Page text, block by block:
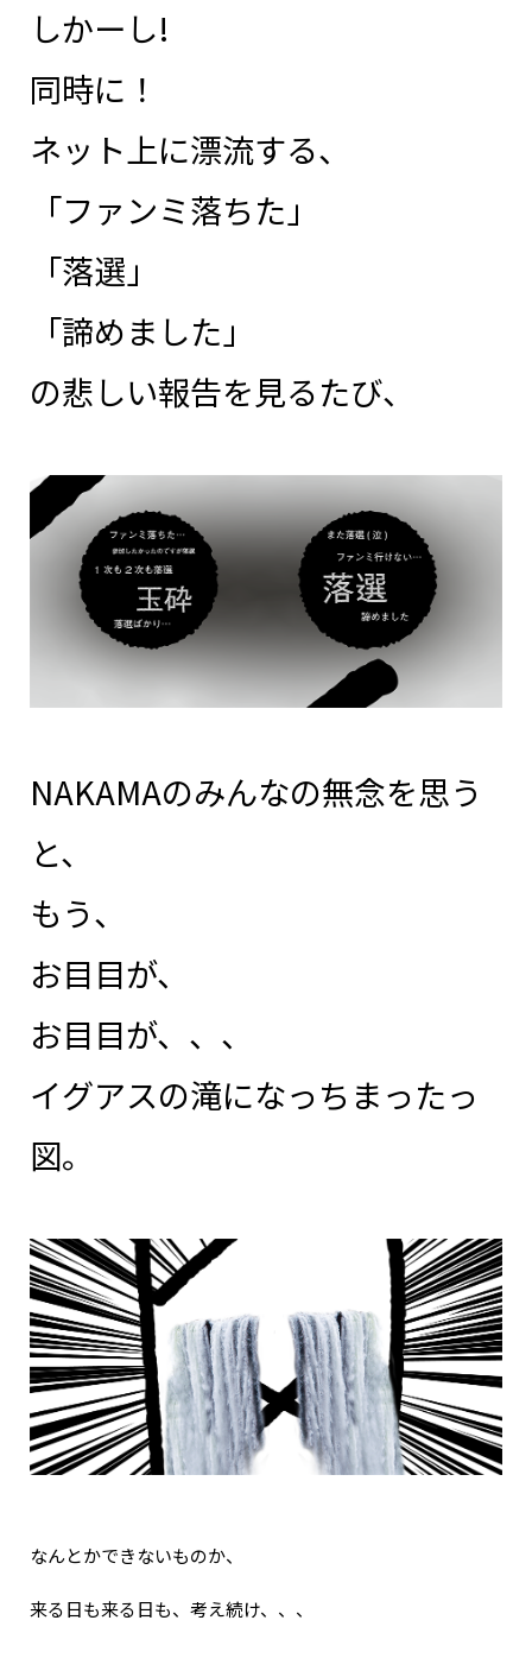
しかーし!
同時に！
ネット上に漂流する、
「ファンミ落ちた」
「落選」
「諦めました」
の悲しい報告を見るたび、
NAKAMAのみんなの無念を思う
と、
もう、
お目目が、
お目目が、、、
イグアスの滝になっちまったっ
図。
なんとかできないものか、
来る日も来る日も、考え続け、、、